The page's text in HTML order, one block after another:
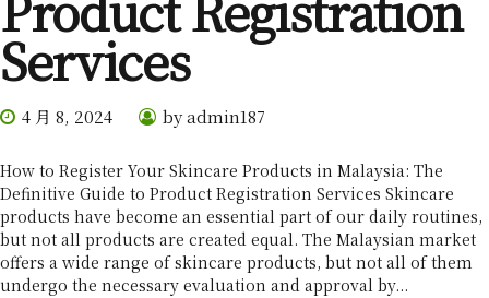
Services
4 月 8, 2024 by admin187
How to Register Your Skincare Products in Malaysia: The
Definitive Guide to Product Registration Services Skincare
products have become an essential part of our daily routines,
but not all products are created equal. The Malaysian market
offers a wide range of skincare products, but not all of them
undergo the necessary evaluation and approval by...